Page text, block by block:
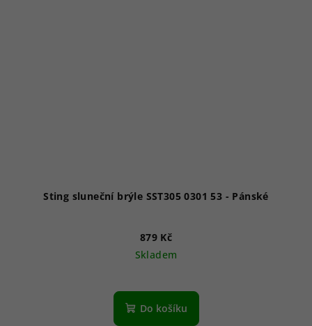
Sting sluneční brýle SST305 0301 53 - Pánské
879 Kč
Skladem
Do košíku